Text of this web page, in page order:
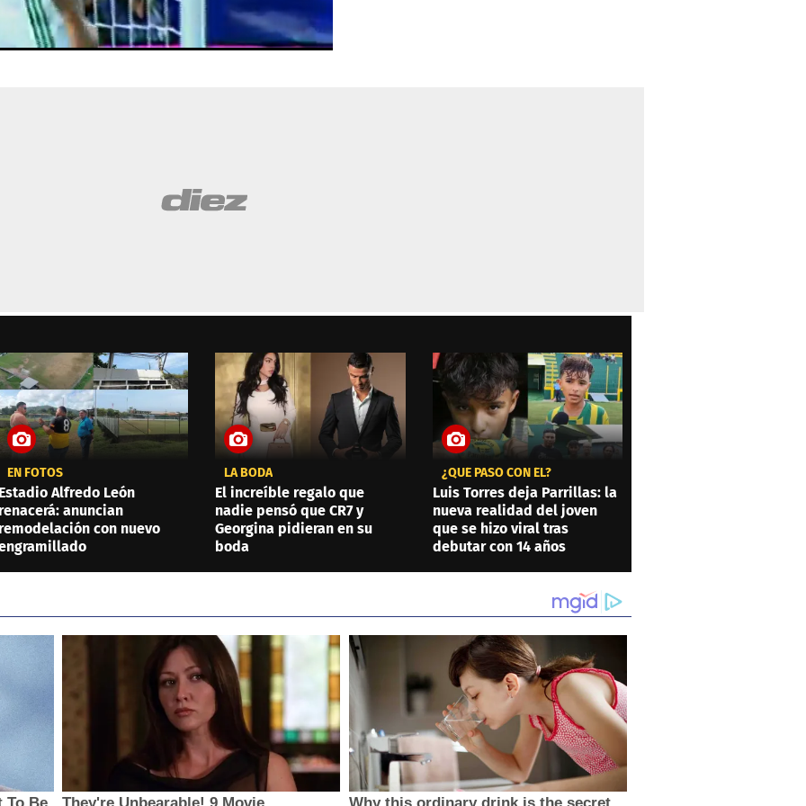
EN FOTOS
Estadio Alfredo León
renacerá: anuncian
remodelación con nuevo
LA BODA
El increíble regalo que
nadie pensó que CR7 y
Georgina pidieran en su
boda
¿QUÉ PASÓ CON ÉL?
Luis Torres deja Parrillas: la
nueva realidad del joven
que se hizo viral tras
debutar con 14 años